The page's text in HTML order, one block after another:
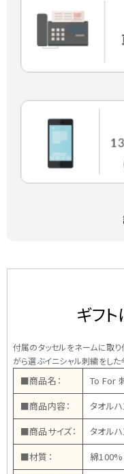
ギフ
付属のタッセルをネームに取
がら選ぶイニシャル刺繍をした
■商品名：
To For
■商品内容：
タオル
■商品サイズ：
タオル
■材質：
綿100%